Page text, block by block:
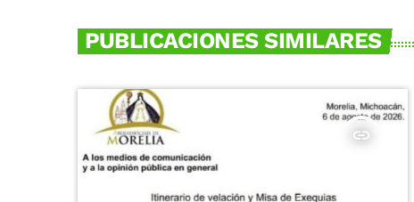
PUBLICACIONES SIMILARES
insert_link